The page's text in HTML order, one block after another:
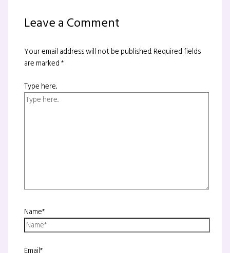
Leave a Comment
Your email address will not be published.Required fields
are marked*
Type here..
Name*